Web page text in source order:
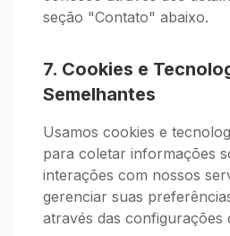
seção "Contato" abaixo.
7. Cookies e
Semelhantes
Usamos cookies e
para coletar informações
interações com nossos
gerenciar suas
através das configurações